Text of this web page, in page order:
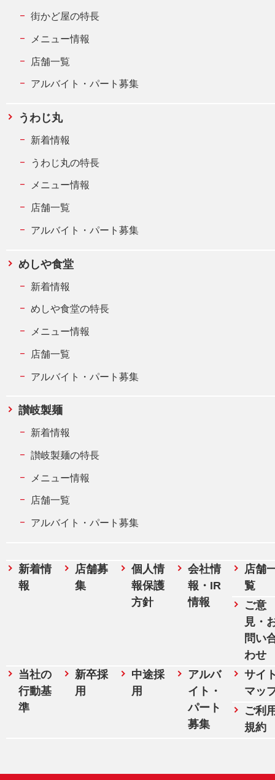
街かど屋の特長
メニュー情報
店舗一覧
アルバイト・パート募集
うわじ丸
新着情報
うわじ丸の特長
メニュー情報
店舗一覧
アルバイト・パート募集
めしや食堂
新着情報
めしや食堂の特長
メニュー情報
店舗一覧
アルバイト・パート募集
讃岐製麺
新着情報
讃岐製麺の特長
メニュー情報
店舗一覧
アルバイト・パート募集
新着情
報
店舗募
集
個人情
報保護
方針
会社情
報・IR
情報
店舗
覧
ご意
見・
問い
わせ
当社の
行動基
準
新卒採
用
中途採
用
アルバ
イト・
パート
募集
サイ
マッ
ご利
規約